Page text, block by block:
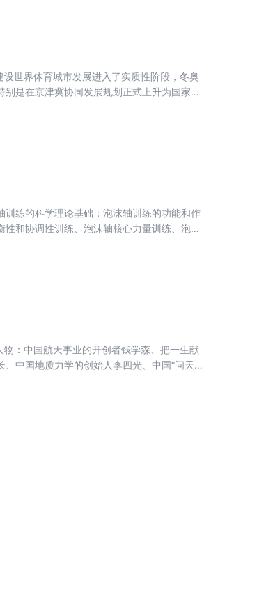
世界体育城市发展进入了实质性阶段，冬奥
是在京津冀协同发展规划正式上升为国家战
练的科学理论基础；泡沫轴训练的功能和作
和协调性训练、泡沫轴核心力量训练、泡沫
：中国航天事业的开创者钱学森、把一生献
中国地质力学的创始人李四光、中国“问天*
手。